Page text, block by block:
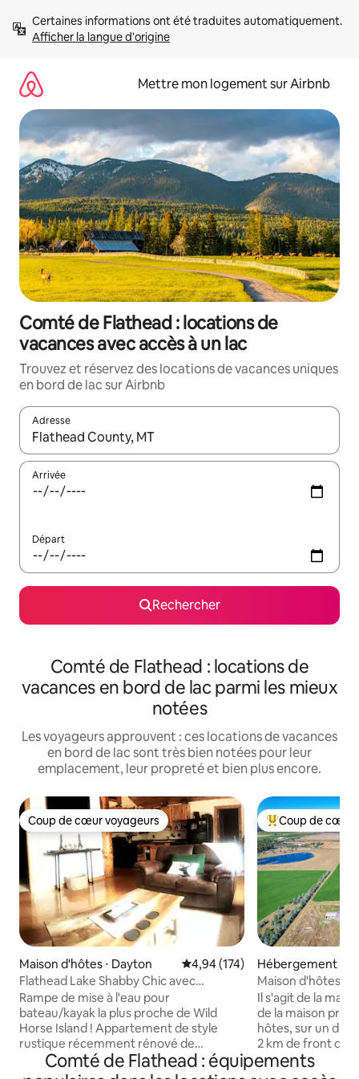
directement
Afficher la langue d'origine
Mettre mon logement sur Airbnb
Comté de Flathead : locations de
vacances avec accès à un lac
Trouvez et réservez des locations de vacances uniques
en bord de lac sur Airbnb
Adresse
Lorsque les résultats s'affichent, utilisez les flèches vers le
Arrivée
Départ
Rechercher
Comté de Flathead : locations de
vacances en bord de lac parmi les mieux
notées
Les voyageurs approuvent : ces locations de vacances
en bord de lac sont très bien notées pour leur
emplacement, leur propreté et bien plus encore.
Coup de cœur voyageurs
Coup de cœur voyageurs
Maison d'hôtes ⋅ Dayton Évaluation moyenne sur la
4,94 (174)
Flathead Lake Shabby Chic avec
JACUZZI !
Rampe de mise à l'eau pour
bateau/kayak la plus proche de Wild
Horse Island ! Appartement de style
rustique récemment rénové de
2 chambres/1 salle de bain + loft bonus,
au-dessus d'un garage construit avec
Coups de cœur
Coup de cœur
Hébergement ⋅
Maison d'hôtes
Flathead.
Il s'agit de la
de la maison
hôtes, sur un
2 km de front de
Flathead River. Il
type chambre
Comté de Flathead : équipements